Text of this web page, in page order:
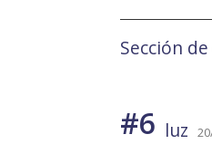
Sección
#6 luz